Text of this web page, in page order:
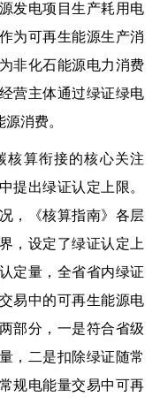
发电项目生产耗用电
为可再生能源生产消
非化石能源电力消费
营主体通过绿证绿电
消费。
算衔接的核心关注
提出绿证认定上限。
，《核算指南》各层
，设定了绿证认定上
定量，全省省内绿证
易中的可再生能源电
部分，一是符合省级
，二是扣除绿证随常
规电能量交易中可再